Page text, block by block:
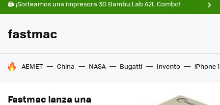
🖨️ ¡Sorteamos una impresora 3D Bambu Lab A2L Combo!
fastmac
HOY SE HABLA DE
AEMET China NASA Bugatti Invento iPhone
Fastmac lanza una